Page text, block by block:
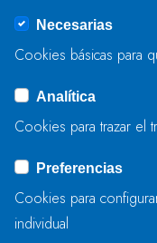
Se produjo
ENVIAR
Necesarias
Cookies básicas para
Analítica
Cookies para trazar el
Preferencias
Cookies para
individual